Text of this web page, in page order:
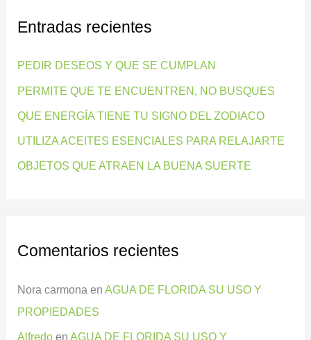
a
p
o
r
:
Entradas recientes
PEDIR DESEOS Y QUE SE CUMPLAN
PERMITE QUE TE ENCUENTREN, NO BUSQUES
QUE ENERGÍA TIENE TU SIGNO DEL ZODIACO
UTILIZA ACEITES ESENCIALES PARA RELAJARTE
OBJETOS QUE ATRAEN LA BUENA SUERTE
Comentarios recientes
Nora carmona enAGUA DE FLORIDA SU USO Y
PROPIEDADES
Alfredo enAGUA DE FLORIDA SU USO Y